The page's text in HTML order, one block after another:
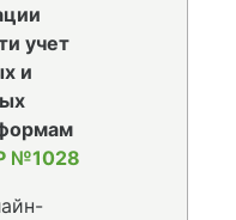
учет
и
№1028